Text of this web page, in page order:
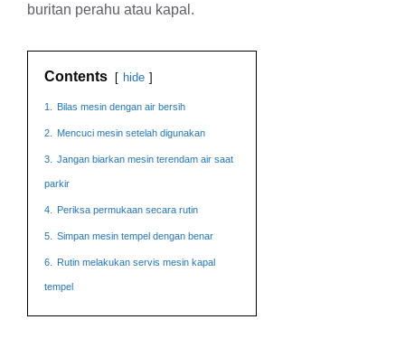
buritan perahu atau kapal.
Contents hide
1. Bilas mesin dengan air bersih
2. Mencuci mesin setelah digunakan
3. Jangan biarkan mesin terendam air saat
parkir
4. Periksa permukaan secara rutin
5. Simpan mesin tempel dengan benar
6. Rutin melakukan servis mesin kapal
tempel